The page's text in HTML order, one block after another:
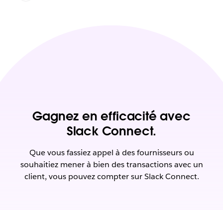
Gagnez en efficacité avec
Slack Connect.
Que vous fassiez appel à des fournisseurs ou
souhaitiez mener à bien des transactions avec un
client, vous pouvez compter sur Slack Connect.